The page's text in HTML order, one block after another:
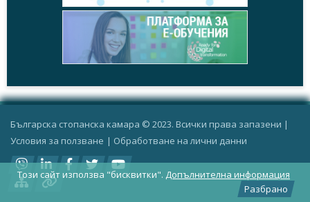
Българска стопанска камара © 2023. Всички права запазени |
Условия за ползване | Oбработване на лични данни
Този сайт използва "бисквитки". Допълнителна информация
Разбрано